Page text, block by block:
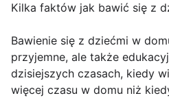
Kilka faktów jak bawić się z
Bawienie się z dziećmi w
przyjemne, ale także
dzisiejszych czasach, kiedy
więcej czasu w domu niż